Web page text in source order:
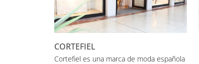
CORTEFIEL
Cortefiel es una marca de moda española